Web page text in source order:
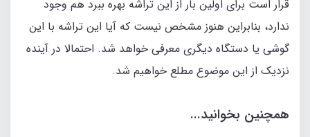
قرار است برای اولین بار از این تراشه بهره ببرد هم وجود
ندارد، بنابراین هنوز مشخص نیست که آیا این تراشه با این
گوشی یا دستگاه دیگری معرفی خواهد شد. احتمالا در آینده
نزدیک از این موضوع مطلع خواهیم شد.
همچنین بخوانید...